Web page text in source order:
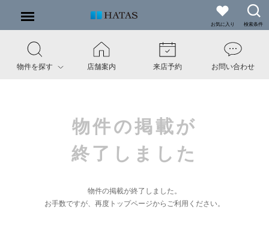
お気に入り 検索条件
物件を探す 店舗案内 来店予約 お問い合わせ
物件の掲載が
終了しました
物件の掲載が終了しました。
お手数ですが、再度トップページからご利用ください。